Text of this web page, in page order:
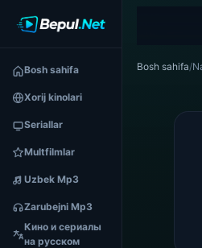
Bosh sahifa
Xorij kinolari
Seriallar
Multfilmlar
Uzbek Mp3
Zarubejni Mp3
Кино и сериалы
на русском
Bosh sahifa/